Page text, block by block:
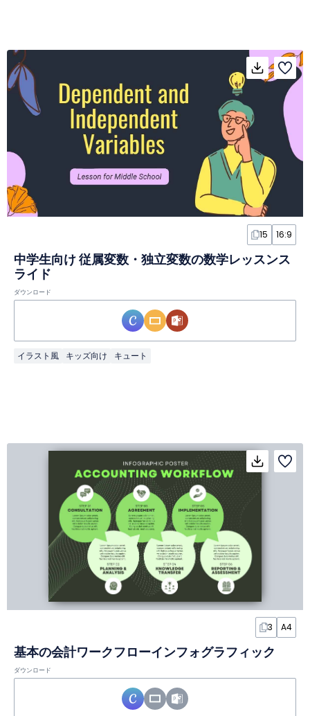
15 16:9
中学生向け 従属変数・独立変数の数学レッスンス
ライド
ダウンロード
イラスト風 キッズ向け キュート
3 A4
基本の会計ワークフローインフォグラフィック
ダウンロード